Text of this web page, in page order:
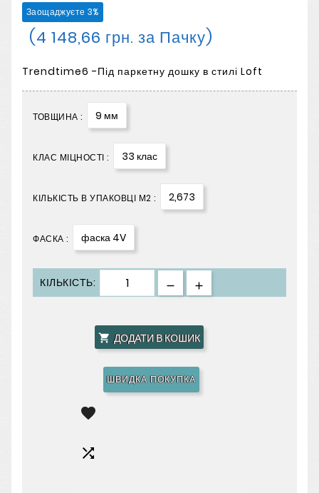
Заощаджуєте 3%
(4 148,66 грн. за Пачку)
Trendtime6 -Під паркетну дошку в стилі Loft
ТОВЩИНА : 9 мм
КЛАС МІЦНОСТІ : 33 клас
КІЛЬКІСТЬ В УПАКОВЦІ М2 : 2,673
ФАСКА : фаска 4V
КІЛЬКІСТЬ:
 ДОДАТИ В КОШИК
ШВИДКА ПОКУПКА

